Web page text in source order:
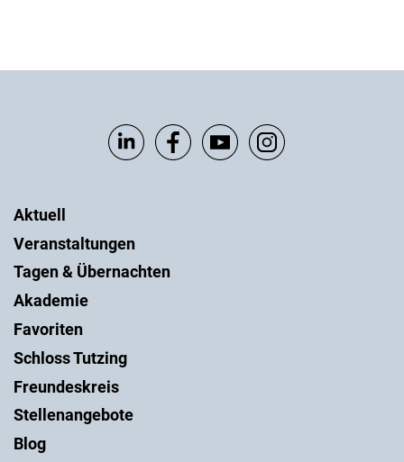
Aktuell
Veranstaltungen
Tagen & Übernachten
Akademie
Favoriten
Schloss Tutzing
Freundeskreis
Stellenangebote
Blog